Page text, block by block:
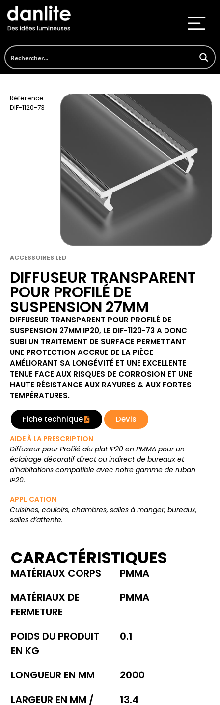
Référence :
DIF-1120-73
ACCESSOIRES LED
DIFFUSEUR TRANSPARENT
POUR PROFILÉ DE
SUSPENSION 27MM
DIFFUSEUR TRANSPARENT POUR PROFILÉ DE
SUSPENSION 27MM IP20, LE DIF-1120-73 A DONC
SUBI UN TRAITEMENT DE SURFACE PERMETTANT
UNE PROTECTION ACCRUE DE LA PIÈCE
AMÉLIORANT SA LONGÉVITÉ ET UNE EXCELLENTE
TENUE FACE AUX RISQUES DE CORROSION ET UNE
HAUTE RÉSISTANCE AUX RAYURES & AUX FORTES
TEMPÉRATURES.
Fiche technique Devis
AIDE À LA PRESCRIPTION
Diffuseur pour Profilé alu plat IP20 en PMMA pour un
éclairage décoratif direct ou indirect de bureaux et
d’habitations compatible avec notre gamme de ruban
IP20.
APPLICATION
Cuisines, couloirs, chambres, salles à manger, bureaux,
salles d’attente.
CARACTÉRISTIQUES
MATÉRIAUX CORPS
PMMA
MATÉRIAUX DE
FERMETURE
PMMA
POIDS DU PRODUIT
EN KG
0.1
LONGUEUR EN MM
2000
LARGEUR EN MM /
13.4